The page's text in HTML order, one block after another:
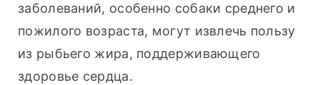
заболеваний, особенно собаки среднего и
пожилого возраста, могут извлечь пользу
из рыбьего жира, поддерживающего
здоровье сердца.